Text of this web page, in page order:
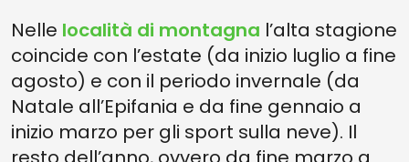
Nelle località di montagna l’alta stagione
coincide con l’estate (da inizio luglio a fine
agosto) e con il periodo invernale (da
Natale all’Epifania e da fine gennaio a
inizio marzo per gli sport sulla neve). Il